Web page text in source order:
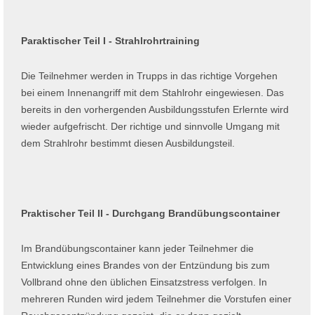
Paraktischer Teil I - Strahlrohrtraining
Die Teilnehmer werden in Trupps in das richtige Vorgehen
bei einem Innenangriff mit dem Stahlrohr eingewiesen. Das
bereits in den vorhergenden Ausbildungsstufen Erlernte wird
wieder aufgefrischt. Der richtige und sinnvolle Umgang mit
dem Strahlrohr bestimmt diesen Ausbildungsteil.
Praktischer Teil II - Durchgang Brandübungscontainer
Im Brandübungscontainer kann jeder Teilnehmer die
Entwicklung eines Brandes von der Entzündung bis zum
Vollbrand ohne den üblichen Einsatzstress verfolgen. In
mehreren Runden wird jedem Teilnehmer die Vorstufen einer